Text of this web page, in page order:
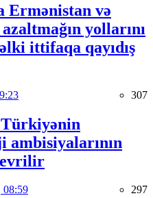
Ermənistan və
yollarını
ittifaqa qayıdış
307
Türkiyənin
ambisiyalarının
08:59 297